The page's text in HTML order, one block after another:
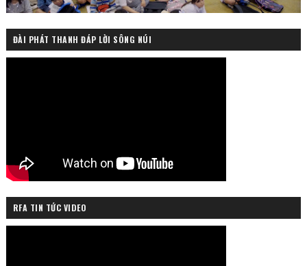
ĐÀI PHÁT THANH ĐÁP LỜI SÔNG NÚI
RFA TIN TỨC VIDEO